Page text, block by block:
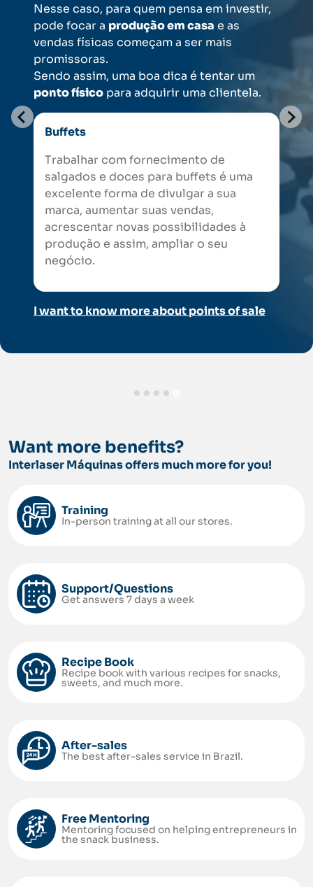
Nesse caso, para quem pensa em investir,
pode focar a produção em casa e as
vendas físicas começam a ser mais
promissoras.
Sendo assim, uma boa dica é tentar um
ponto físico para adquirir uma clientela.
Buffets
Trabalhar com fornecimento de
salgados e doces para buffets é uma
excelente forma de divulgar a sua
marca, aumentar suas vendas,
acrescentar novas possibilidades à
produção e assim, ampliar o seu
negócio.
I want to know more about points of sale
Want more benefits?
Interlaser Máquinas offers much more for you!
Training
In-person training at all our stores.
Support/Questions
Get answers 7 days a week
Recipe Book
Recipe book with various recipes for snacks,
sweets, and much more.
After-sales
The best after-sales service in Brazil.
Free Mentoring
Mentoring focused on helping entrepreneurs in
the snack business.